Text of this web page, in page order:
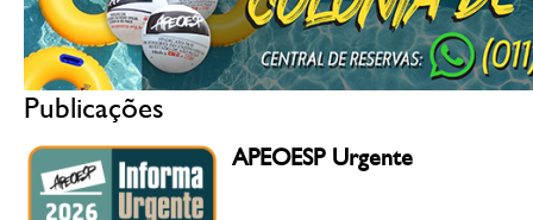
Publicações
APEOESP Urgente